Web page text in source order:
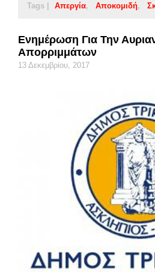
Tags | Απεργία Αποκομιδή
Ενημέρωση Για Την
Απορριμμάτων
13 Δεκεμβρίου, 2017